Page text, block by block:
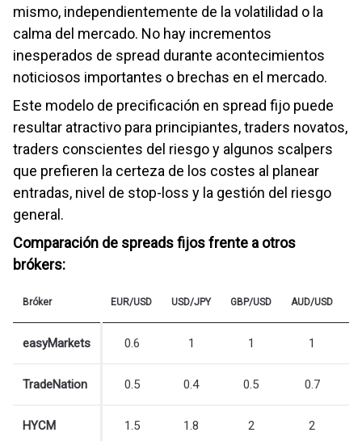
mismo, independientemente de la volatilidad o la
calma del mercado. No hay incrementos
inesperados de spread durante acontecimientos
noticiosos importantes o brechas en el mercado.
Este modelo de precificación en spread fijo puede
resultar atractivo para principiantes, traders novatos,
traders conscientes del riesgo y algunos scalpers
que prefieren la certeza de los costes al planear
entradas, nivel de stop-loss y la gestión del riesgo
general.
Comparación de spreads fijos frente a otros
brókers:
Bróker EUR/USD USD/JPY GBP/USD AUD/USD
easyMarkets 0.6 1 1 1
TradeNation 0.5 0.4 0.5 0.7
HYCM 1.5 1.8 2 2